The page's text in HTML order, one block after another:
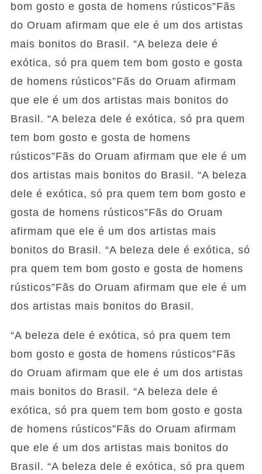
bom gosto e gosta de homens rústicos”Fãs
do Oruam afirmam que ele é um dos artistas
mais bonitos do Brasil. “A beleza dele é
exótica, só pra quem tem bom gosto e gosta
de homens rústicos”Fãs do Oruam afirmam
que ele é um dos artistas mais bonitos do
Brasil. “A beleza dele é exótica, só pra quem
tem bom gosto e gosta de homens
rústicos”Fãs do Oruam afirmam que ele é um
dos artistas mais bonitos do Brasil. “A beleza
dele é exótica, só pra quem tem bom gosto e
gosta de homens rústicos”Fãs do Oruam
afirmam que ele é um dos artistas mais
bonitos do Brasil. “A beleza dele é exótica, só
pra quem tem bom gosto e gosta de homens
rústicos”Fãs do Oruam afirmam que ele é um
dos artistas mais bonitos do Brasil.
“A beleza dele é exótica, só pra quem tem
bom gosto e gosta de homens rústicos”Fãs
do Oruam afirmam que ele é um dos artistas
mais bonitos do Brasil. “A beleza dele é
exótica, só pra quem tem bom gosto e gosta
de homens rústicos”Fãs do Oruam afirmam
que ele é um dos artistas mais bonitos do
Brasil. “A beleza dele é exótica, só pra quem